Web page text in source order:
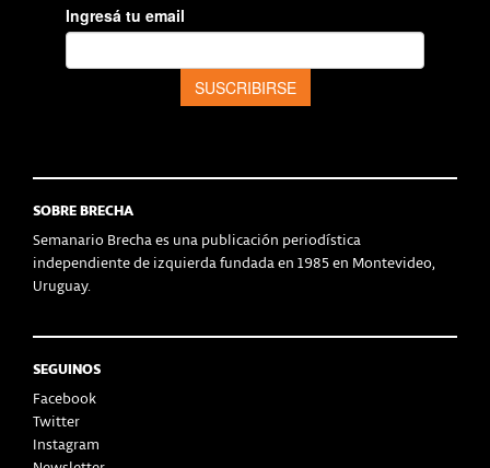
SOBRE BRECHA
Semanario Brecha es una publicación periodística
independiente de izquierda fundada en 1985 en Montevideo,
Uruguay.
SEGUINOS
Facebook
Twitter
Instagram